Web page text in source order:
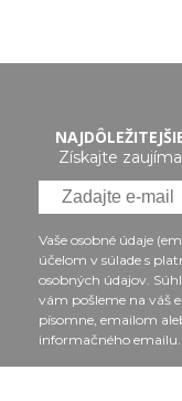
Získajte
Vaše osobné údaje
účelom v súlade s
osobných údajov.
vám pošleme na váš
písomne, emailom
informačného emailu.